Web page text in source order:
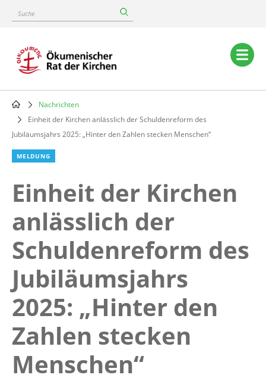
content
Suche
Main
navigation
Breadcrumb
Nachrichten
Einheit der Kirchen anlässlich der Schuldenreform des
Jubiläumsjahrs 2025: „Hinter den Zahlen stecken Menschen“
MELDUNG
Einheit der Kirchen
anlässlich der
Schuldenreform des
Jubiläumsjahrs
2025: „Hinter den
Zahlen stecken
Menschen“